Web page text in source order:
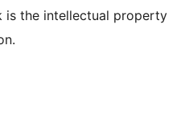
is the intellectual property